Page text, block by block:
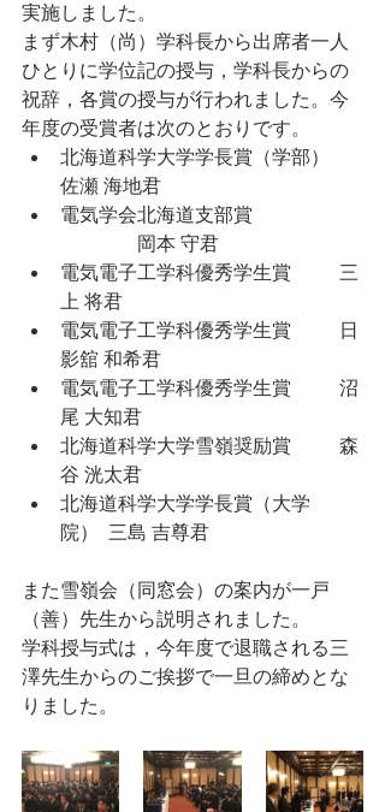
実施しました。
まず木村（尚）学科長から出席者一人
ひとりに学位記の授与，学科長からの
祝辞，各賞の授与が行われました。今
年度の受賞者は次のとおりです。
北海道科学大学学長賞（学部）
佐瀬 海地君
電気学会北海道支部賞
岡本 守君
電気電子工学科優秀学生賞	　　三
上 将君
電気電子工学科優秀学生賞	　　日
影舘 和希君
電気電子工学科優秀学生賞	　　沼
尾 大知君
北海道科学大学雪嶺奨励賞	　　森
谷 洸太君
北海道科学大学学長賞（大学
院）	三島 吉尊君
また雪嶺会（同窓会）の案内が一戸
（善）先生から説明されました。
学科授与式は，今年度で退職される三
澤先生からのご挨拶で一旦の締めとな
りました。